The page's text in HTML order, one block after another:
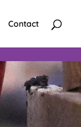
Contact